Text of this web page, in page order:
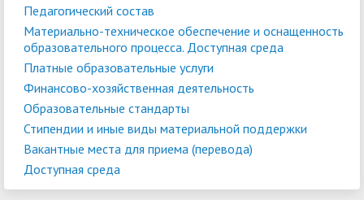
Педагогический состав
Материально-техническое обеспечение и оснащенность
образовательного процесса. Доступная среда
Платные образовательные услуги
Финансово-хозяйственная деятельность
Образовательные стандарты
Стипендии и иные виды материальной поддержки
Вакантные места для приема (перевода)
Доступная среда